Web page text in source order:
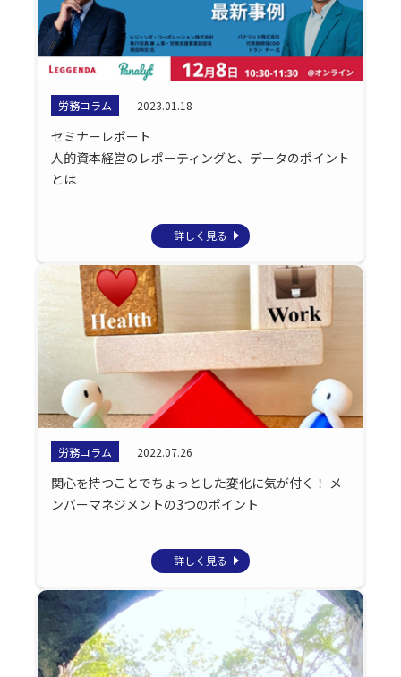
労務コラム 2023.01.18
セミナーレポート
人的資本経営のレポーティングと、データのポイント
とは
詳しく見る
労務コラム 2022.07.26
関心を持つことでちょっとした変化に気が付く！ メ
ンバーマネジメントの3つのポイント
詳しく見る